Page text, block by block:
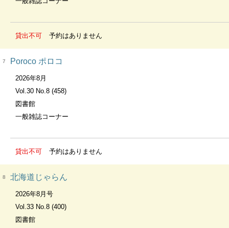
貸出不可 予約はありません
7 Poroco ポロコ
2026年8月
Vol.30 No.8 (458)
図書館
一般雑誌コーナー
貸出不可 予約はありません
8 北海道じゃらん
2026年8月号
Vol.33 No.8 (400)
図書館